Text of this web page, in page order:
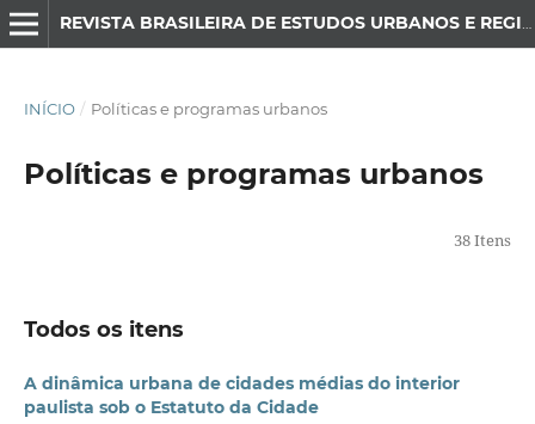
INÍCIO / Políticas e programas urbanos
Políticas e programas urbanos
38 Itens
Todos os itens
A dinâmica urbana de cidades médias do interior
paulista sob o Estatuto da Cidade